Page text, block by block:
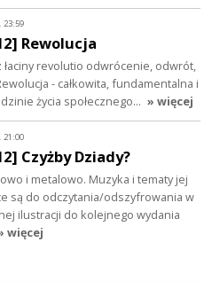
23:59
Rewolucja
łaciny revolutio odwrócenie, odwrót,
- całkowita, fundamentalna i
życia społecznego… » więcej
21:00
Czyżby Dziady?
i metalowo. Muzyka i tematy jej
są do odczytania/odszyfrowania w
ilustracji do kolejnego wydania
więcej